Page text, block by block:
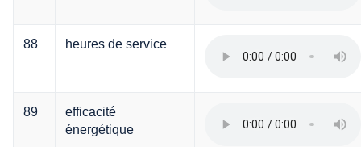
88 heures de service
89
efficacité
énergétique